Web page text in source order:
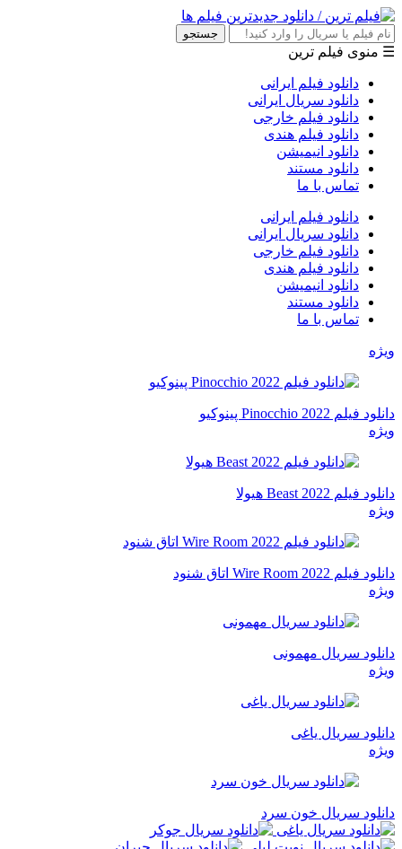
جستجو
☰ منوی فیلم ترین
دانلود فیلم ایرانی
دانلود سریال ایرانی
دانلود فیلم خارجی
دانلود فیلم هندی
دانلود انیمیشن
دانلود مستند
تماس با ما
دانلود فیلم ایرانی
دانلود سریال ایرانی
دانلود فیلم خارجی
دانلود فیلم هندی
دانلود انیمیشن
دانلود مستند
تماس با ما
ویژه
دانلود فیلم Pinocchio 2022 پینوکیو
ویژه
دانلود فیلم Beast 2022 هیولا
ویژه
دانلود فیلم Wire Room 2022 اتاق شنود
ویژه
دانلود سریال مهمونی
ویژه
دانلود سریال یاغی
ویژه
دانلود سریال خون سرد